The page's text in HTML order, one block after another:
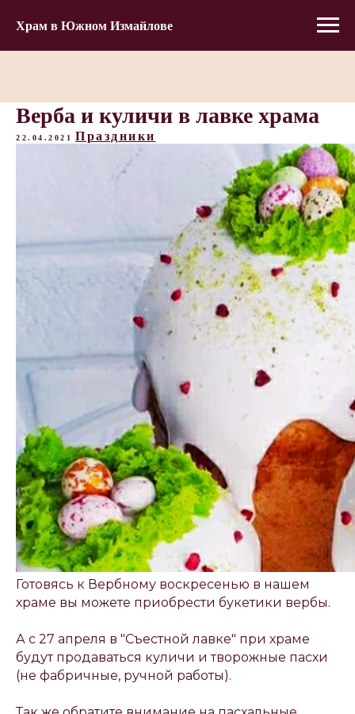
Храм в Южном Измайлове
Верба и куличи в лавке храма
22.04.2021 Праздники
Готовясь к Вербному воскресенью в нашем
храме вы можете приобрести букетики вербы.
А с 27 апреля в "Съестной лавке" при храме
будут продаваться куличи и творожные пасхи
(не фабричные, ручной работы).